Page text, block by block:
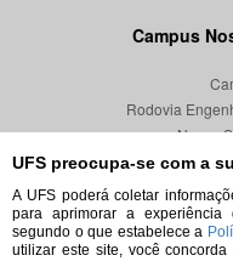
UFS preocupa-se com a
A UFS poderá coletar
para aprimorar a experiência
segundo o que estabelece a
utilizar este site, você
Campus
Rodovia
Nossa